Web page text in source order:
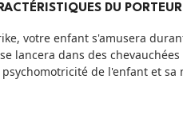
DU
votre enfant s'amusera
lancera dans des
de l'enfant et sa